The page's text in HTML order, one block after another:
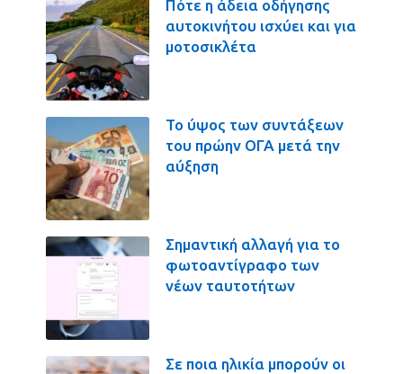
Πότε η άδεια οδήγησης
αυτοκινήτου ισχύει και για
μοτοσικλέτα
Το ύψος των συντάξεων
του πρώην ΟΓΑ μετά την
αύξηση
Σημαντική αλλαγή για το
φωτοαντίγραφο των
νέων ταυτοτήτων
Σε ποια ηλικία μπορούν οι